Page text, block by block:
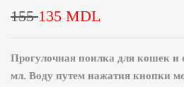
155135 MDL
Прогулочная поилка для кошек и
мл. Воду путем нажатия кнопки